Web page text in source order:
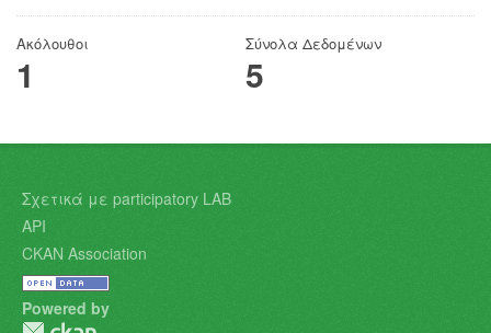
Ακόλουθοι
1
Σύνολα Δεδομένων
5
Σχετικά με participatory LAB
API
CKAN Association
Powered by